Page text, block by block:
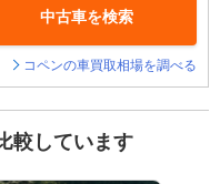
中古車を検索
コペンの車買取相場を調べる
較しています